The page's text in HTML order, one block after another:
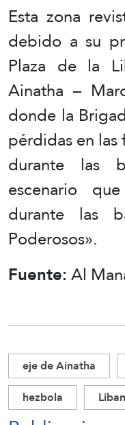
Esta zona
debido a su
Plaza de la
Ainatha –
donde la
pérdidas en
durante las
escenario
durante las
Poderosos».
Fuente:Al
eje de Ainatha
hezbola